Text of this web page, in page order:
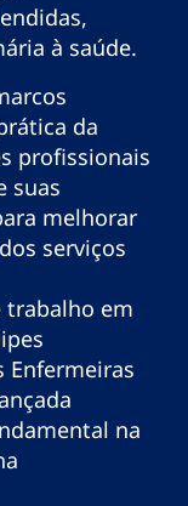
à saúde.
da
profissionais
suas
melhorar
serviços
trabalho em
Enfermeiras
na